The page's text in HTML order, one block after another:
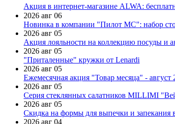
Акция в интернет-магазине ALWA:
2026 авг 06
Новинка в компании "Пилот МС": набор
2026 авг 05
Акция лояльности на коллекцию посуды и
2026 авг 05
"Приталенные" кружки от Lenardi
2026 авг 05
Ежемесячная акция "Товар месяца" -
2026 авг 05
Серия стеклянных салатников MILLIMI
2026 авг 05
Скидка на формы для выпечки и
2026 авг 04